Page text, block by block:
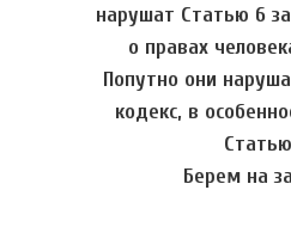
нарушат Статью 6
о правах
Попутно они
кодекс, в
Берем на